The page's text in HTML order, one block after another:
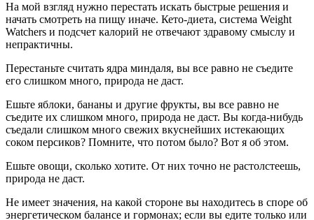
На мой взгляд нужно перестать искать быстрые решения и
начать смотреть на пищу иначе. Кето-диета, система Weight
Watchers и подсчет калорий не отвечают здравому смыслу и
непрактичны.
Перестаньте считать ядра миндаля, вы все равно не съедите
его слишком много, природа не даст.
Ешьте яблоки, бананы и другие фрукты, вы все равно не
съедите их слишком много, природа не даст. Вы когда-нибудь
съедали слишком много свежих вкуснейших истекающих
соком персиков? Помните, что потом было? Вот я об этом.
Ешьте овощи, сколько хотите. От них точно не растолстеешь,
природа не даст.
Не имеет значения, на какой стороне вы находитесь в споре об
энергетическом балансе и гормонах; если вы едите только или